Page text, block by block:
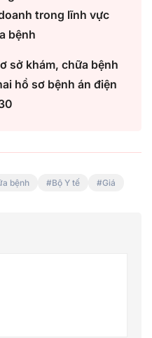
trong lĩnh vực
bệnh
sở khám, chữa bệnh
hồ sơ bệnh án điện
bệnh Bộ Y tế Giá